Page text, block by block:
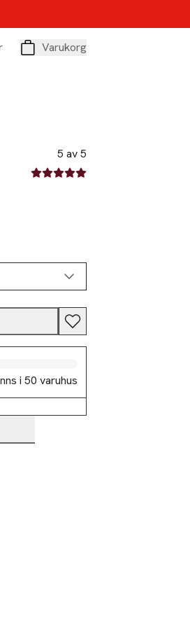
Varukorg
5 av 5
5 av fem stjärnor
i 50 varuhus